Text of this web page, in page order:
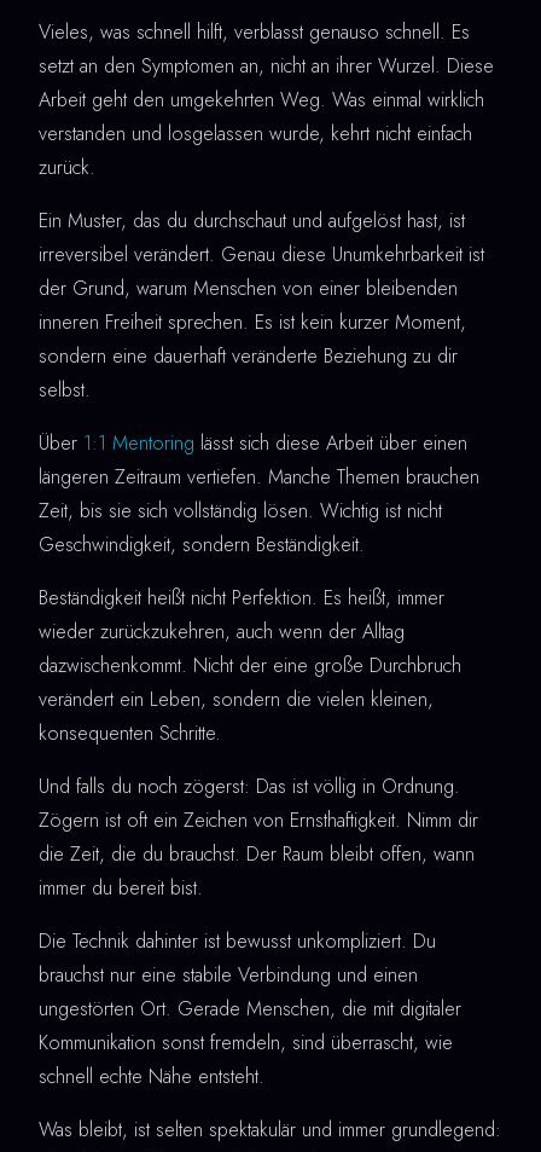
Vieles, was schnell hilft, verblasst genauso schnell. Es
setzt an den Symptomen an, nicht an ihrer Wurzel. Diese
Arbeit geht den umgekehrten Weg. Was einmal wirklich
verstanden und losgelassen wurde, kehrt nicht einfach
zurück.
Ein Muster, das du durchschaut und aufgelöst hast, ist
irreversibel verändert. Genau diese Unumkehrbarkeit ist
der Grund, warum Menschen von einer bleibenden
inneren Freiheit sprechen. Es ist kein kurzer Moment,
sondern eine dauerhaft veränderte Beziehung zu dir
selbst.
Über 1:1 Mentoring lässt sich diese Arbeit über einen
längeren Zeitraum vertiefen. Manche Themen brauchen
Zeit, bis sie sich vollständig lösen. Wichtig ist nicht
Geschwindigkeit, sondern Beständigkeit.
Beständigkeit heißt nicht Perfektion. Es heißt, immer
wieder zurückzukehren, auch wenn der Alltag
dazwischenkommt. Nicht der eine große Durchbruch
verändert ein Leben, sondern die vielen kleinen,
konsequenten Schritte.
Und falls du noch zögerst: Das ist völlig in Ordnung.
Zögern ist oft ein Zeichen von Ernsthaftigkeit. Nimm dir
die Zeit, die du brauchst. Der Raum bleibt offen, wann
immer du bereit bist.
Die Technik dahinter ist bewusst unkompliziert. Du
brauchst nur eine stabile Verbindung und einen
ungestörten Ort. Gerade Menschen, die mit digitaler
Kommunikation sonst fremdeln, sind überrascht, wie
schnell echte Nähe entsteht.
Was bleibt, ist selten spektakulär und immer grundlegend: